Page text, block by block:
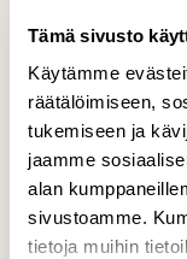
Tämä sivusto
Käytämme
räätälöimiseen,
tukemiseen ja
jaamme
alan
sivustoamme.
tietoja muihin